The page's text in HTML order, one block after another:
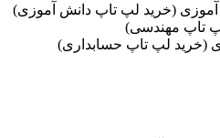
(خرید لپ تاپ دانش آموزی)
تاپ مهندسی)
(خرید لپ تاپ حسابداری)